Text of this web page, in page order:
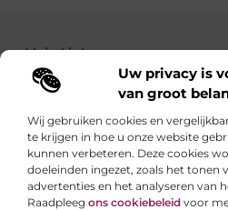
Uw privacy is
van groot
Wij gebruiken cookies en
te krijgen in hoe u onze website
kunnen verbeteren. Deze cookies
doeleinden ingezet, zoals het tonen
advertenties en het analyseren van
Raadpleeg ons cookiebeleid voor
Main Links
Linkzoekertjes.be brengt je
Inspirerende blogs en
slimmer en leuker